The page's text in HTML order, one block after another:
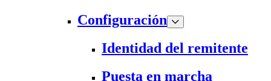
Configuración
Identidad del remitente
Puesta en marcha